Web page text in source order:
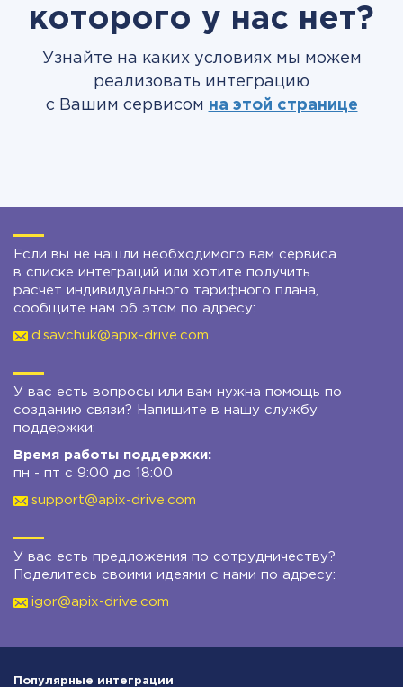
которого у нас нет?
Узнайте на каких условиях мы можем
реализовать интеграцию
с Вашим сервисом на этой странице
Если вы не нашли необходимого вам сервиса
в списке интеграций или хотите получить
расчет индивидуального тарифного плана,
сообщите нам об этом по адресу:
d.savchuk@apix-drive.com
У вас есть вопросы или вам нужна помощь по
созданию связи? Напишите в нашу службу
поддержки:
Время работы поддержки:
пн - пт с 9:00 до 18:00
support@apix-drive.com
У вас есть предложения по сотрудничеству?
Поделитесь своими идеями с нами по адресу:
igor@apix-drive.com
Популярные интеграции